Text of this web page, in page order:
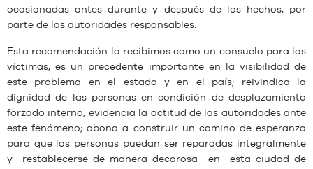
ocasionadas antes durante y después de los hechos, por
parte de las autoridades responsables.
Esta recomendación la recibimos como un consuelo para las
víctimas, es un precedente importante en la visibilidad de
este problema en el estado y en el país; reivindica la
dignidad de las personas en condición de desplazamiento
forzado interno; evidencia la actitud de las autoridades ante
este fenómeno; abona a construir un camino de esperanza
para que las personas puedan ser reparadas integralmente
y restablecerse de manera decorosa en esta ciudad de